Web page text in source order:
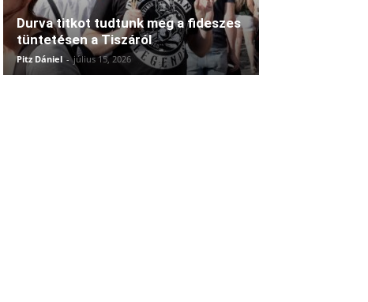
Durva titkot tudtunk meg a fideszes
tüntetésen a Tiszáról
Pitz Dániel - július 15, 2026